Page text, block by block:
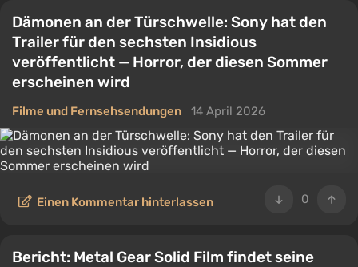
Dämonen an der Türschwelle: Sony hat den
Trailer für den sechsten Insidious
veröffentlicht — Horror, der diesen Sommer
erscheinen wird
Filme und Fernsehsendungen 14 April 2026
0
Einen Kommentar hinterlassen
Bericht: Metal Gear Solid Film findet seine